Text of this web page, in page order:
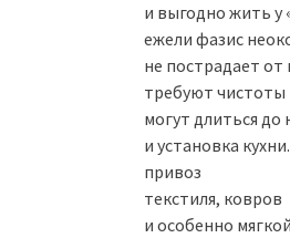
и выгодно жить у
ежели фазис
не пострадает от
требуют чистоты
могут длиться
и установка
привоз
текстиля, ковров
и особенно